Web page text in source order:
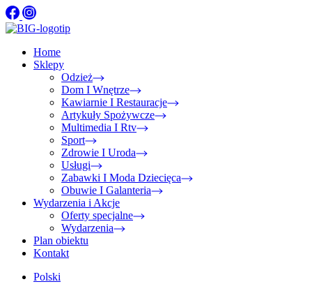
Home
Sklepy
Odzież
Dom I Wnętrze
Kawiarnie I Restauracje
Artykuły Spożywcze
Multimedia I Rtv
Sport
Zdrowie I Uroda
Usługi
Zabawki I Moda Dziecięca
Obuwie I Galanteria
Wydarzenia i Akcje
Oferty specjalne
Wydarzenia
Plan obiektu
Kontakt
Polski